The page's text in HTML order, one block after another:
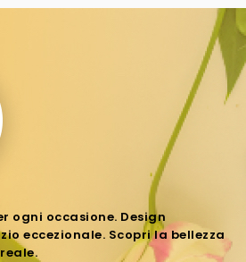
ogni occasione. Design
eccezionale. Scopri la bellezza